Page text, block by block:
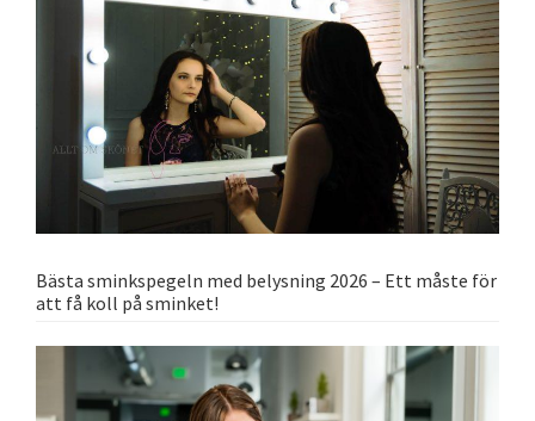
Bästa sminkspegeln med belysning 2026 – Ett måste för
att få koll på sminket!